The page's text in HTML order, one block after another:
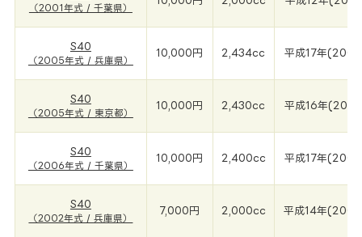
（2001年式 / 千葉県）
S40
（2005年式 / 兵庫県）
10,000円 2,434cc 平成17年
S40
（2005年式 / 東京都）
10,000円 2,430cc 平成16年
S40
（2006年式 / 千葉県）
10,000円 2,400cc 平成17年
S40
（2002年式 / 兵庫県）
7,000円 2,000cc 平成14年